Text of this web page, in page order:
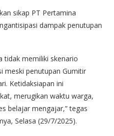
sikap PT Pertamina
dampak penutupan
tidak memiliki skenario
meski penutupan Gumitir
Ketidaksiapan ini
merugikan waktu warga,
belajar mengajar,” tegas
Selasa (29/7/2025).